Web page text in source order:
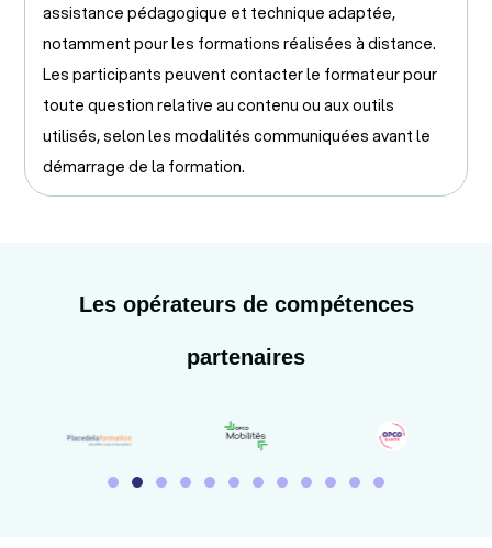
assistance pédagogique et technique adaptée,
notamment pour les formations réalisées à distance.
Les participants peuvent contacter le formateur pour
toute question relative au contenu ou aux outils
utilisés, selon les modalités communiquées avant le
démarrage de la formation.
Les opérateurs de compétences
partenaires